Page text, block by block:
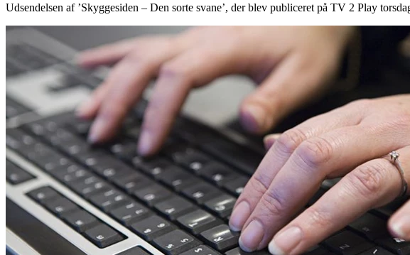
Udsendelsen af ’Skyggesiden – Den sorte svane’, der blev publiceret på TV 2 Play